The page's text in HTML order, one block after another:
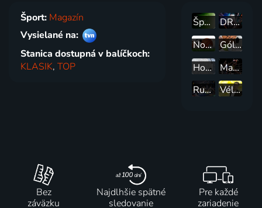
Šport: Magazín
Vysielané na:
Stanica dostupná v balíčkoch:
KLASIK,TOP
Šport
DRIVE IT - Ondrej Macko
Nočné vysielanie
Góly - body - sekundy
Hokej - Magazín NHL
Magazín Muaythai
Run Aréna
Vélo Club
Bez
záväzku
Najdlhšie spätné
sledovanie
Pre každé
zariadenie